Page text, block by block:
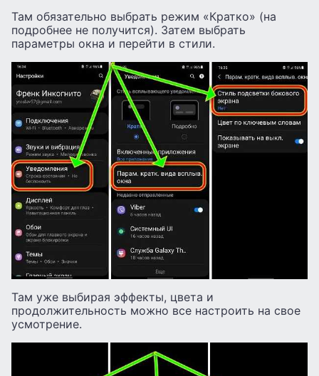
Там обязательно выбрать режим «Кратко» (на
подробнее не получится). Затем выбрать
параметры окна и перейти в стили.
Там уже выбирая эффекты, цвета и
продолжительность можно все настроить на свое
усмотрение.